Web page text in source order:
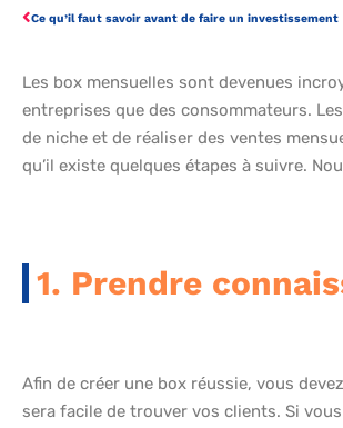
Ce qu’il faut savoir avant de faire un investissement
Les box mensuelles sont devenues
entreprises que des consommateurs.
de niche et de réaliser des ventes
qu’il existe quelques étapes à suivre.
1. Prendre
Afin de créer une box réussie, vous
sera facile de trouver vos clients. Si